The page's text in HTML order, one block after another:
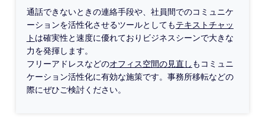
通話できないときの連絡手段や、社員間でのコミュニケ
ーションを活性化させるツールとしてもテキストチャッ
ト は確実性と速度に優れておりビジネスシーンで大きな
力を発揮します。
フリーアドレスなどのオフィス空間の見直し もコミュニ
ケーション活性化に有効な施策です。事務所移転などの
際にぜひご検討ください。